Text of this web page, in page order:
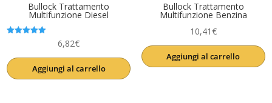
Bullock Trattamento
Multifunzione Diesel
6,82€
Aggiungi al carrello
Bullock Trattamento
Multifunzione Benzina
10,41€
Aggiungi al carrello